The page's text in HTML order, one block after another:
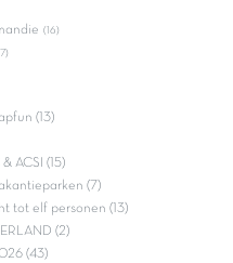
(16)
(13)
ACSI (15)
(7)
tot elf personen (13)
(2)
(43)